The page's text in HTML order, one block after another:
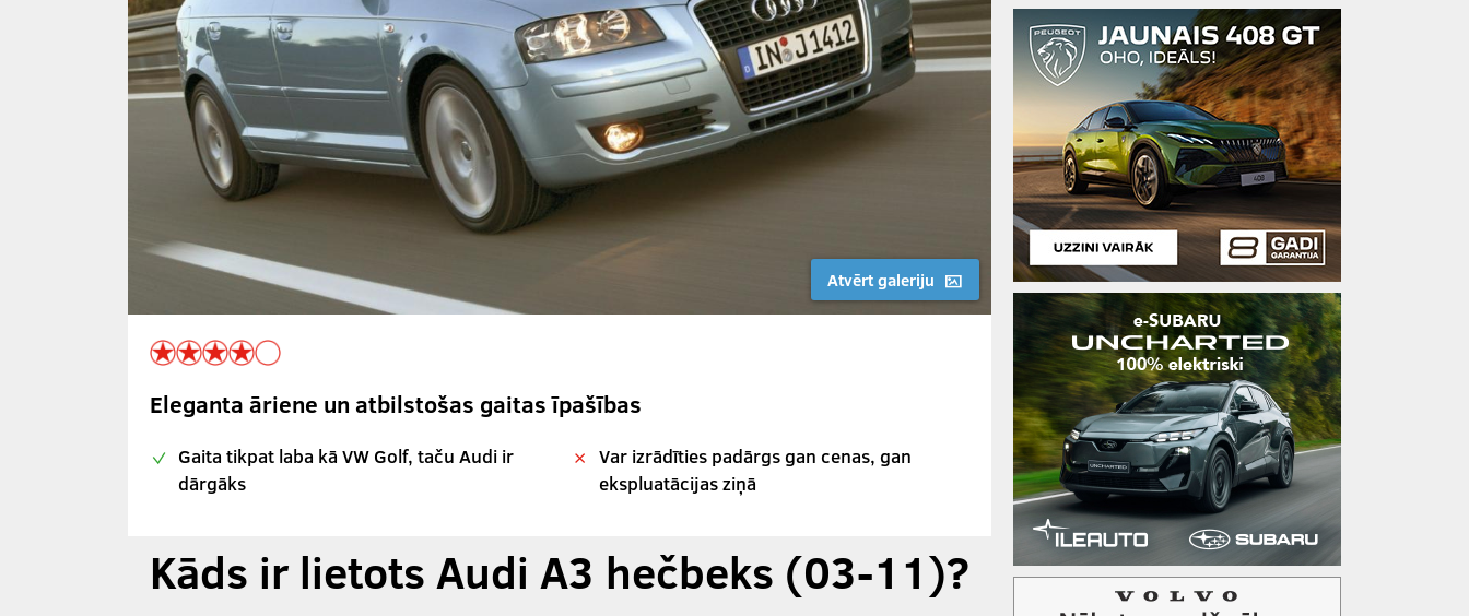
Atvērt galeriju
Eleganta āriene un atbilstošas gaitas īpašības
Gaita tikpat laba kā VW Golf, taču Audi ir
dārgāks
Var izrādīties padārgs gan cenas, gan
ekspluatācijas ziņā
Kāds ir lietots Audi A3 hečbeks (03-11)?